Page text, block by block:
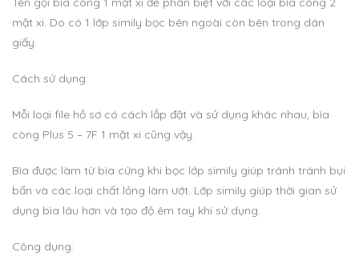
mặt xi. Do có 1 lớp simily bọc bên ngoài còn bên trong dán
giấy.
Cách sử dụng:
Mỗi loại file hồ sơ có cách lắp đặt và sử dụng khác nhau, bìa
còng Plus 5 – 7F 1 mặt xi cũng vậy.
Bìa được làm từ bìa cứng khi bọc lớp simily giúp tránh tránh bụi
bẩn và các loại chất lỏng làm ướt. Lớp simily giúp thời gian sử
dụng bìa lâu hơn và tạo độ êm tay khi sử dụng.
Công dụng: